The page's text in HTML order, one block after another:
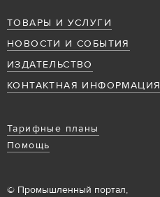
ТОВАРЫ И УСЛУГИ
НОВОСТИ И СОБЫТИЯ
ИЗДАТЕЛЬСТВО
КОНТАКТНАЯ ИНФОРМАЦИЯ
Тарифные планы
Помощь
© Промышленный портал,